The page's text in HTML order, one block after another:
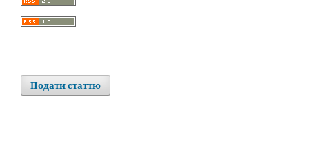
Подати статтю